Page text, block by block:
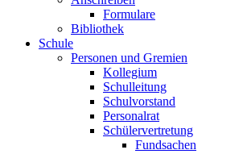
Formulare
Bibliothek
Schule
Personen und Gremien
Kollegium
Schulleitung
Schulvorstand
Personalrat
Schülervertretung
Fundsachen